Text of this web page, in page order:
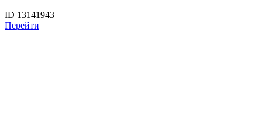
ID 13141943
Перейти